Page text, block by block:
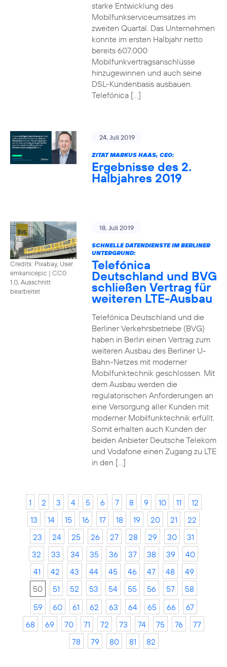
starke Entwicklung des
Mobilfunkserviceumsatzes im
zweiten Quartal. Das Unternehmen
konnte im ersten Halbjahr netto
bereits 607.000
Mobilfunkvertragsanschlüsse
hinzugewinnen und auch seine
DSL-Kundenbasis ausbauen.
Telefónica […]
24. Juli 2019
ZITAT MARKUS HAAS, CEO:
Ergebnisse des 2.
Halbjahres 2019
Credits: Pixabay, User
emkanicepic | CC0
1.0, Ausschnitt
bearbeitet
18. Juli 2019
SCHNELLE DATENDIENSTE IM BERLINER
UNTERGRUND:
Telefónica
Deutschland und BVG
schließen Vertrag für
weiteren LTE-Ausbau
Telefónica Deutschland und die
Berliner Verkehrsbetriebe (BVG)
haben in Berlin einen Vertrag zum
weiteren Ausbau des Berliner U-
Bahn-Netzes mit moderner
Mobilfunktechnik geschlossen. Mit
dem Ausbau werden die
regulatorischen Anforderungen an
eine Versorgung aller Kunden mit
moderner Mobilfunktechnik erfüllt.
Somit erhalten auch Kunden der
beiden Anbieter Deutsche Telekom
und Vodafone einen Zugang zu LTE
in den […]
1 2 3 4 5 6 7 8 9 10 11
12
13
14 15 16 17 18 19 20 21
22
23
24 25 26 27 28 29 30
31
32
33 34 35 36 37 38 39
40
41
42 43 44 45 46 47 48
49
50
51 52 53 54 55 56 57
58
59
60 61 62 63 64 65 66
67
68
69 70 71 72 73 74 75 76
77
78
79 80 81 82